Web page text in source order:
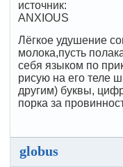
источник:
ANXIOUS
Лёгкое удушение
молока,пусть
себя языком по
рисую на его теле
другим) буквы,
порка за
globus